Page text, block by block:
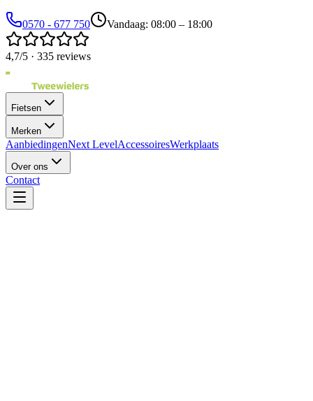
0570 - 677 750 Vandaag: 08:00 – 18:00
4,7/5 · 335 reviews
Fietsen
Merken
AanbiedingenNext LevelAccessoiresWerkplaats
Over ons
Contact